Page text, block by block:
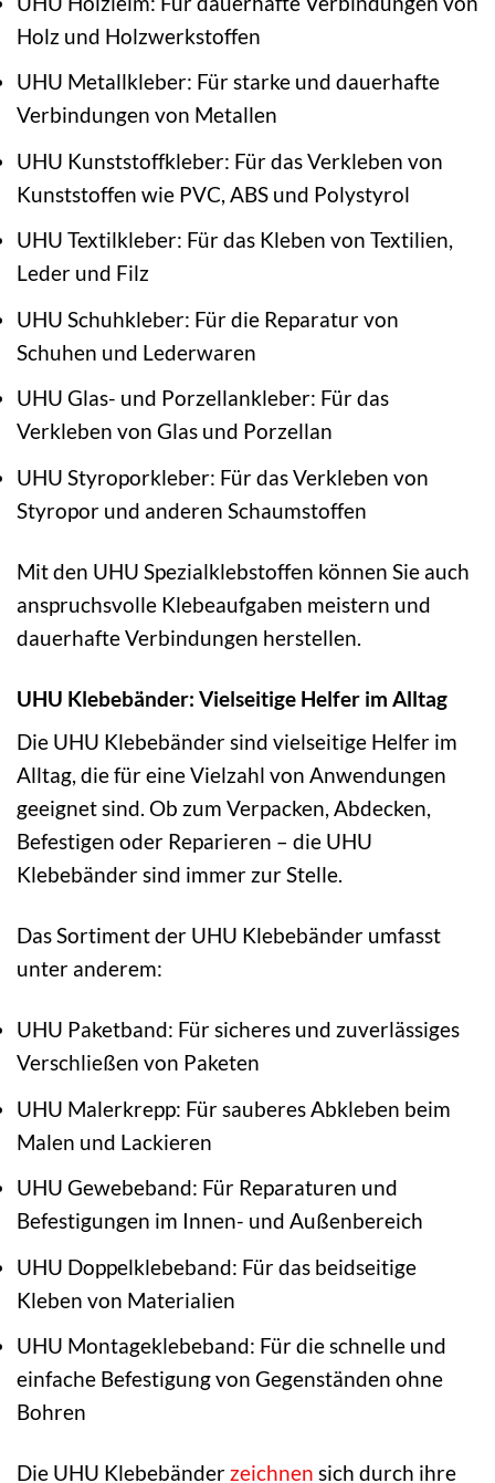
Holz und Holzwerkstoffen
UHU Metallkleber: Für starke und dauerhafte
Verbindungen von Metallen
UHU Kunststoffkleber: Für das Verkleben von
Kunststoffen wie PVC, ABS und Polystyrol
UHU Textilkleber: Für das Kleben von Textilien,
Leder und Filz
UHU Schuhkleber: Für die Reparatur von
Schuhen und Lederwaren
UHU Glas- und Porzellankleber: Für das
Verkleben von Glas und Porzellan
UHU Styroporkleber: Für das Verkleben von
Styropor und anderen Schaumstoffen
Mit den UHU Spezialklebstoffen können Sie auch
anspruchsvolle Klebeaufgaben meistern und
dauerhafte Verbindungen herstellen.
UHU Klebebänder: Vielseitige Helfer im Alltag
Die UHU Klebebänder sind vielseitige Helfer im
Alltag, die für eine Vielzahl von Anwendungen
geeignet sind. Ob zum Verpacken, Abdecken,
Befestigen oder Reparieren – die UHU
Klebebänder sind immer zur Stelle.
Das Sortiment der UHU Klebebänder umfasst
unter anderem:
UHU Paketband: Für sicheres und zuverlässiges
Verschließen von Paketen
UHU Malerkrepp: Für sauberes Abkleben beim
Malen und Lackieren
UHU Gewebeband: Für Reparaturen und
Befestigungen im Innen- und Außenbereich
UHU Doppelklebeband: Für das beidseitige
Kleben von Materialien
UHU Montageklebeband: Für die schnelle und
einfache Befestigung von Gegenständen ohne
Bohren
Die UHU Klebebänder zeichnen sich durch ihre